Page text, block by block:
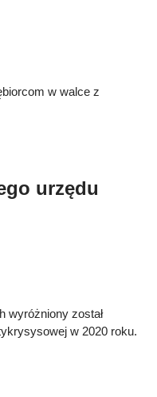
w walce z
urzędu
wyróżniony został
w 2020 roku.